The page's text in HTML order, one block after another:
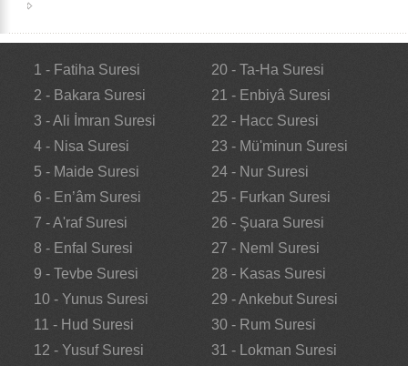
1 - Fatiha Suresi
2 - Bakara Suresi
3 - Ali İmran Suresi
4 - Nisa Suresi
5 - Maide Suresi
6 - En’âm Suresi
7 - A'raf Suresi
8 - Enfal Suresi
9 - Tevbe Suresi
10 - Yunus Suresi
11 - Hud Suresi
12 - Yusuf Suresi
20 - Ta-Ha Suresi
21 - Enbiyâ Suresi
22 - Hacc Suresi
23 - Mü'minun Suresi
24 - Nur Suresi
25 - Furkan Suresi
26 - Şuara Suresi
27 - Neml Suresi
28 - Kasas Suresi
29 - Ankebut Suresi
30 - Rum Suresi
31 - Lokman Suresi